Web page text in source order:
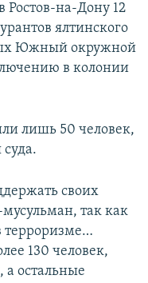
Ростов-на-Дону 12
ялтинского
Южный окружной
в колонии
лишь 50 человек,
суда.
своих
так как
терроризме…
130 человек,
а остальные